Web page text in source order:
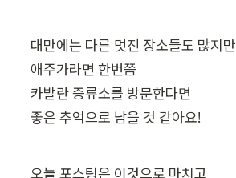
대만에는 다른 멋진 장소들도 많지만
애주가라면 한번쯤
카발란 증류소를 방문한다면
좋은 추억으로 남을 것 같아요!
오늘 포스팅은 이것으로 마치고